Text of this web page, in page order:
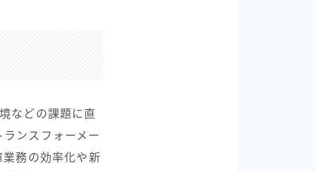
などの課題に直
ンスフォーメー
務の効率化や新